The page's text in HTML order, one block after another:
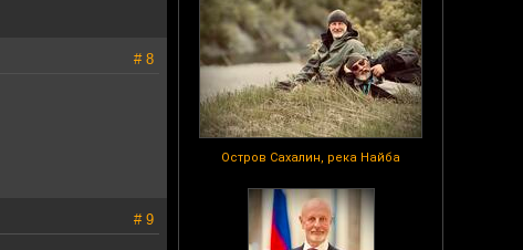
Остров Сахалин, река Найба
# 8
# 9